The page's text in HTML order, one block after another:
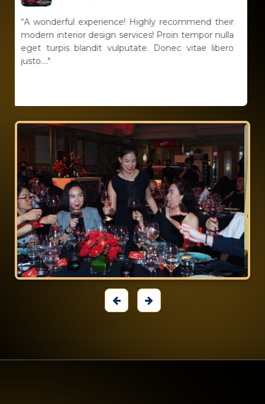
their
tempor nulla
vitae libero
“A wonderful experience! They
were doing and were incredibly
throughout the process.”